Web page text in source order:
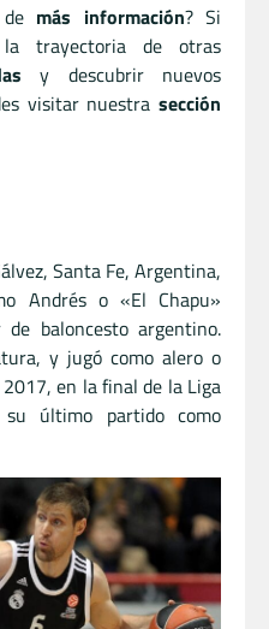
más información? Si
trayectoria de otras
y descubrir nuevos
visitar nuestra sección
Santa Fe, Argentina,
Andrés o «El Chapu»
baloncesto argentino.
y jugó como alero o
en la final de la Liga
último partido como